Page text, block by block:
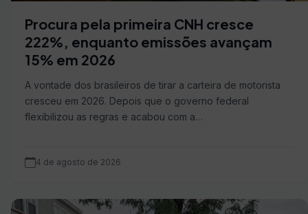
Procura pela primeira CNH cresce
222%, enquanto emissões avançam
15% em 2026
A vontade dos brasileiros de tirar a carteira de motorista
cresceu em 2026. Depois que o governo federal
flexibilizou as regras e acabou com a…
4 de agosto de 2026